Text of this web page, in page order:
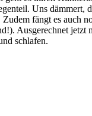
Uns
fängt es auch
Ausgerechnet
schlafen.